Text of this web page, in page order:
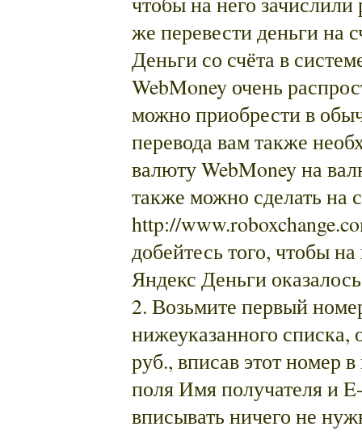
же перевести деньги на
Деньги со счёта в
WebMoney очень
можно приобрести в
перевода вам также
валюту WebMoney на
также можно сделать на
http://
добейтесь того, чтобы
Яндекс Деньги
2. Возьмите первый
нижеуказанного списка,
руб., вписав этот номер
поля Имя получателя и
вписывать ничего не